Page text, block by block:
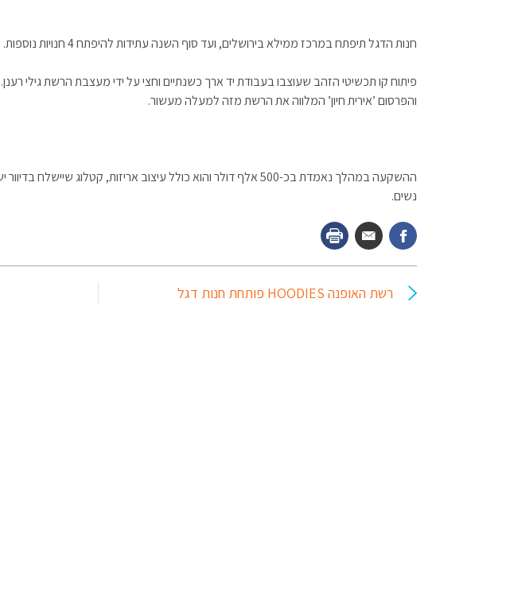
חנות הדגל תיפתח במרכז ממילא בירושלים, ועד סוף השנה עתידות להיפתח 4 חנויות נוספות.
פיתוח קו תכשיטי הזהב שעוצבו בעבודת יד ארך כשנתיים וחצי על ידי מעצבת הרשת גילי
והפרסום ’אירית חיון’ המלווה את הרשת מזה למעלה מעשור.
נשים.
רשת האופנה HOODIES פותחת חנות דגל